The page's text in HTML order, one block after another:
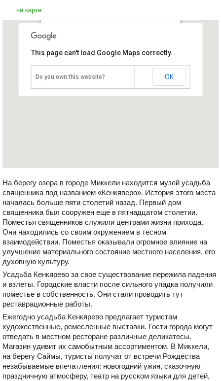
на карте
Финляндия, Миккели
This page can't load Google Maps correctly.
Do you own this website? OK
На берегу озера в городе Миккели находится музей усадьба
священника под названием «Кенкяверо». История этого места
началась больше пяти столетий назад. Первый дом
священника был сооружен еще в пятнадцатом столетии.
Поместья священников служили центрами жизни прихода.
Они находились со своим окружением в тесном
взаимодействии. Поместья оказывали огромное влияние на
улучшение материального состояние местного населения, его
духовную культуру.
Усадьба Кенкярево за свое существование пережила падения
и взлеты. Городские власти после сильного упадка получили
поместье в собственность. Они стали проводить тут
реставрационные работы.
Ежегодно усадьба Кенкярево предлагает туристам
художественные, ремесленные выставки. Гости города могут
отведать в местном ресторане различные деликатесы.
Магазин удивит их самобытным ассортиментом. В Миккели,
на берегу Саймы, туристы получат от встречи Рождества
незабываемые впечатления: новогодний ужин, сказочную
праздничную атмосферу, театр на русском языки для детей,